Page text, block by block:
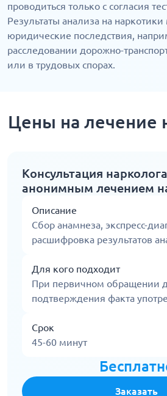
проводиться только с согласия
Результаты анализа на
юридические последствия,
расследовании дорожно-
или в трудовых спорах.
Цены на лечение
Консультация
анонимным лечением
Описание
Сбор анамнеза, экспресс-
расшифровка результатов
Для кого подходит
При первичном обращении
подтверждения факта
Срок
45-60 минут
Заказать